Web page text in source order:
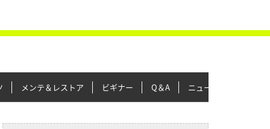
メンテ＆レストア ビギナー Q＆A ニュース＆トピックス